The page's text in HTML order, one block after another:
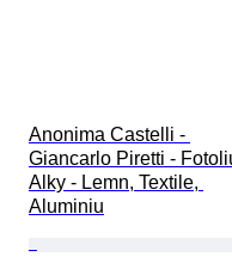
Anonima Castelli -
Giancarlo Piretti -
Alky - Lemn, Textile,
Aluminiu